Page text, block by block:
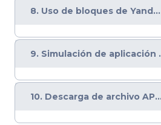
8. Uso de bloques de Yandex en App Inventor
9.
10. Descarga de archivo APK de